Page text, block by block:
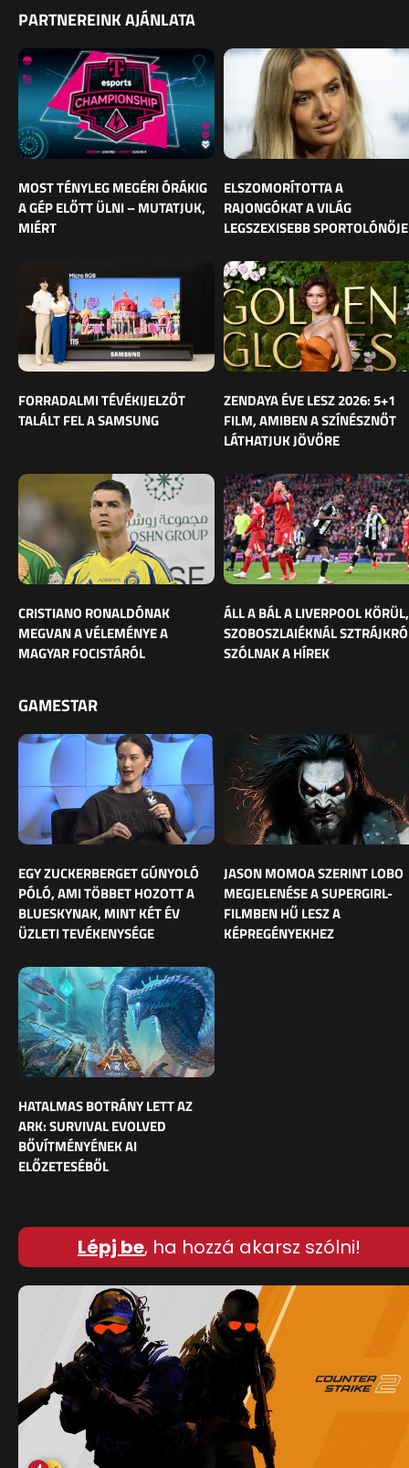
PARTNEREINK AJÁNLATA
MOST TÉNYLEG MEGÉRI ÓRÁKIG
A GÉP ELŐTT ÜLNI – MUTATJUK,
MIÉRT
ELSZOMORÍTOTTA A
RAJONGÓKAT A VILÁG
LEGSZEXISEBB SPORTOLÓNŐJE
FORRADALMI TÉVÉKIJELZŐT
TALÁLT FEL A SAMSUNG
ZENDAYA ÉVE LESZ 2026: 5+1
FILM, AMIBEN A SZÍNÉSZNŐT
LÁTHATJUK JÖVŐRE
CRISTIANO RONALDÓNAK
MEGVAN A VÉLEMÉNYE A
MAGYAR FOCISTÁRÓL
ÁLL A BÁL A LIVERPOOL KÖRÜL,
SZOBOSZLAIÉKNÁL
SZÓLNAK A HÍREK
GAMESTAR
EGY ZUCKERBERGET GÚNYOLÓ
PÓLÓ, AMI TÖBBET HOZOTT A
BLUESKYNAK, MINT KÉT ÉV
ÜZLETI TEVÉKENYSÉGE
JASON MOMOA SZERINT LOBO
MEGJELENÉSE A SUPERGIRL-
FILMBEN HŰ LESZ A
KÉPREGÉNYEKHEZ
HATALMAS BOTRÁNY LETT AZ
ARK: SURVIVAL EVOLVED
BŐVÍTMÉNYÉNEK AI
ELŐZETESÉBŐL
Lépj be, ha hozzá akarsz szólni!